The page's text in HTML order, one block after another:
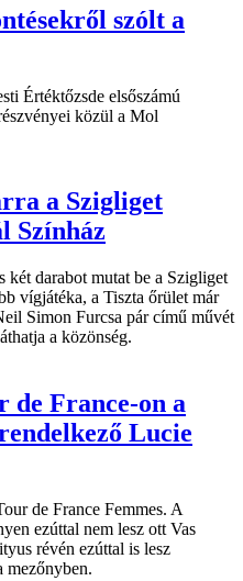
szólt a
Értéktőzsde elsőszámú
közül a Mol
a Szigliget
Színház
két darabot mutat be a Szigliget
vígjátéka, a Tiszta őrület már
Simon Furcsa pár című művét
a közönség.
de France-on a
Lucie
de France Femmes. A
ezúttal nem lesz ott Vas
révén ezúttal is lesz
mezőnyben.